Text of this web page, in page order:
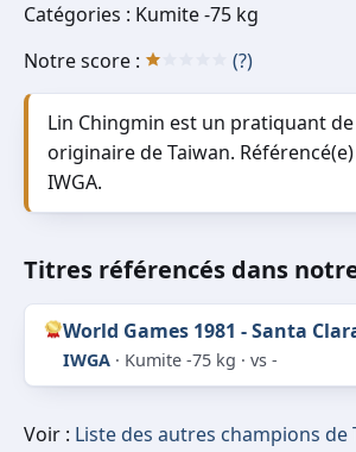
Catégories : Kumite -75 kg
Notre score :
(?)
Lin Chingmin est un pratiquant
originaire de Taiwan.
IWGA.
Titres référencés dans
World Games 1981 - Santa
IWGA · Kumite -75 kg · vs -
Voir : Liste des autres champions de